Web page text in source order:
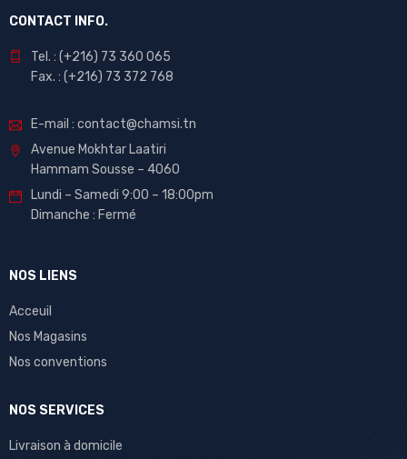
CONTACT INFO.
Tel. : (+216) 73 360 065
Fax. : (+216) 73 372 768
E-mail : contact@chamsi.tn
Avenue Mokhtar Laatiri
Hammam Sousse – 4060
Lundi – Samedi 9:00 – 18:00pm
Dimanche : Fermé
NOS LIENS
Acceuil
Nos Magasins
Nos conventions
NOS SERVICES
Livraison à domicile